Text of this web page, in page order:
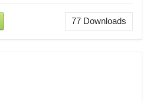
77Downloads